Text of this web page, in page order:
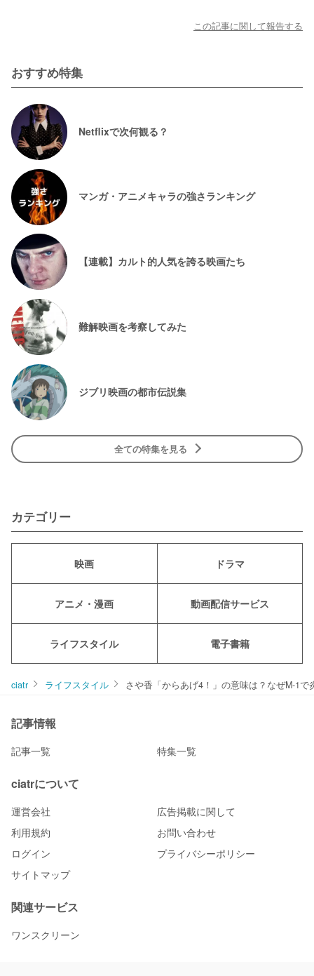
この記事に関して報告する
おすすめ特集
Netflixで次何観る？
マンガ・アニメキャラの強さランキング
【連載】カルト的人気を誇る映画たち
難解映画を考察してみた
ジブリ映画の都市伝説集
全ての特集を見る
カテゴリー
映画 ドラマ
アニメ・漫画 動画配信サービス
ライフスタイル 電子書籍
ciatr ライフスタイル さや香「からあげ4！」の意味は？なぜM-1
記事情報
記事一覧 特集一覧
ciatrについて
運営会社
広告掲載に関して
利用規約
お問い合わせ
ログイン
プライバシーポリシー
サイトマップ
関連サービス
ワンスクリーン